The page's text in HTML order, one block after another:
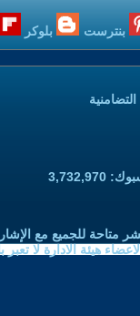
بنترست بلوكر
متاحة للجميع مع
هيئة الادارة لا